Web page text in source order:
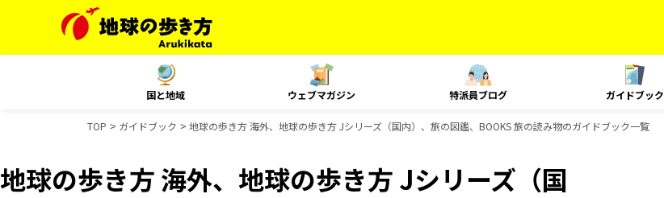
国と地域 ウェブマガジン 特派員ブログ ガイドブック
TOP ガイドブック 地球の歩き方 海外、地球の歩き方 Jシリーズ（国内）、旅の図鑑、BOOKS 旅の読み物のガイドブック一覧
地球の歩き方 海外、地球の歩き方 Jシリーズ（国